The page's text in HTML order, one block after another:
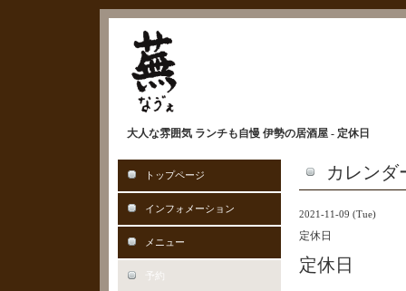
大人な雰囲気 ランチも自慢 伊勢の居酒屋 - 定休日
カレンダ
2021-11-09 (Tue)
定休日
定休日
トップページ
インフォメーション
メニュー
予約